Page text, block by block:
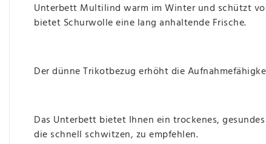
Unterbett Multilind warm im Winter und schützt
bietet Schurwolle eine lang anhaltende Frische.
Der dünne Trikotbezug erhöht die
Das Unterbett bietet Ihnen ein trockenes,
die schnell schwitzen, zu empfehlen.